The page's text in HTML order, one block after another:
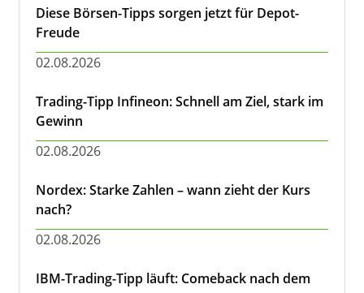
Diese Börsen-Tipps sorgen jetzt für Depot-
Freude
02.08.2026
Trading-Tipp Infineon: Schnell am Ziel, stark im
Gewinn
02.08.2026
Nordex: Starke Zahlen – wann zieht der Kurs
nach?
02.08.2026
IBM-Trading-Tipp läuft: Comeback nach dem